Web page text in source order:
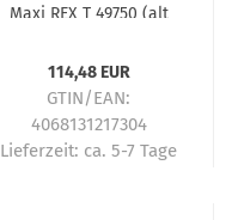
Maxi REX T 49750 (alt
114,48 EUR
GTIN/EAN:
4068131217304
Lieferzeit: ca. 5-7 Tage